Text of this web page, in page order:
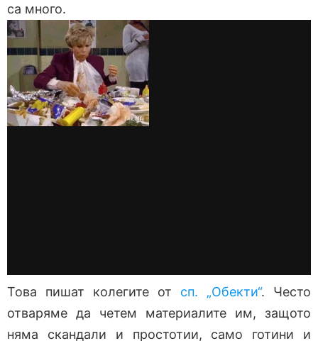
са много.
Това пишат колегите от сп. „Обекти“. Често
отваряме да четем материалите им, защото
няма скандали и простотии, само готини и